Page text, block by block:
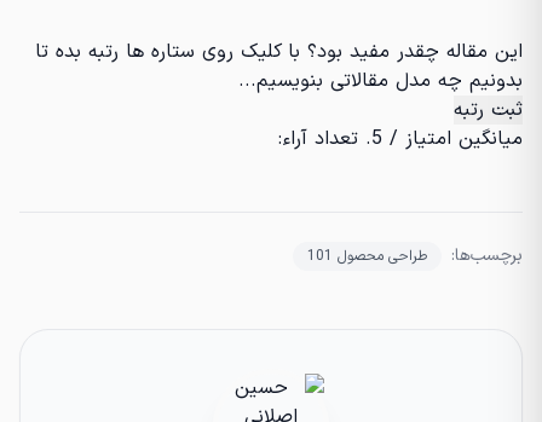
این مقاله چقدر مفید بود؟ با کلیک روی ستاره ها رتبه بده تا
بدونیم چه مدل مقالاتی بنویسیم...
ثبت رتبه
میانگین امتیاز / 5. تعداد آراء:
برچسب‌ها: طراحی محصول 101